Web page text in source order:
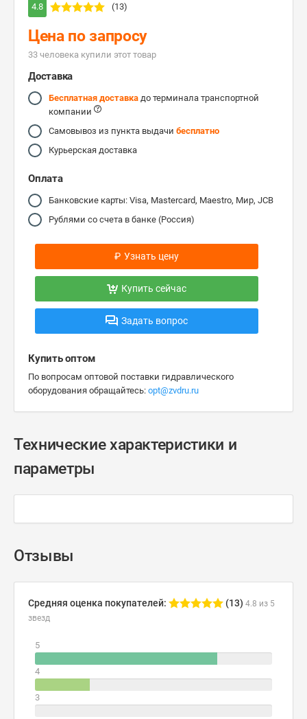
4.8 (13)
Цена по запросу
33 человекa купили этот товар
Доставка
Бесплатная доставка до терминала транспортной
компании
Самовывоз из пункта выдачи бесплатно
Курьерская доставка
Оплата
Банковские карты: Visa, Mastercard, Maestro, Мир, JCB
Рублями со счета в банке (Россия)
₽ Узнать цену
Купить сейчас
Задать вопрос
Купить оптом
По вопросам оптовой поставки гидравлического
оборудования обращайтесь: opt@zvdru.ru
Технические характеристики и
параметры
Отзывы
Средняя оценка покупателей: (13) 4.8 из 5
звезд
5
4
3